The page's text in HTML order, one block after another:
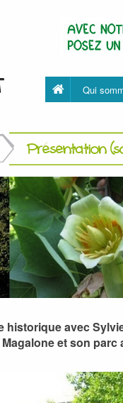
Qui
Présentation
historique avec
et son